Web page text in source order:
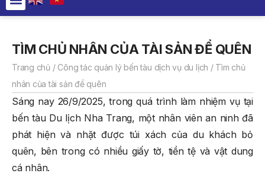
TÌM CHỦ NHÂN CỦA TÀI SẢN ĐỂ QUÊN
Trang chủ / Công tác quản lý bến tàu dịch vụ du lịch / Tìm chủ
nhân của tài sản để quên
Sáng nay 26/9/2025, trong quá trình làm nhiệm vụ tại
bến tàu Du lịch Nha Trang, một nhân viên an ninh đã
phát hiện và nhặt được túi xách của du khách bỏ
quên, bên trong có nhiều giấy tờ, tiền tệ và vật dung
cá nhân.